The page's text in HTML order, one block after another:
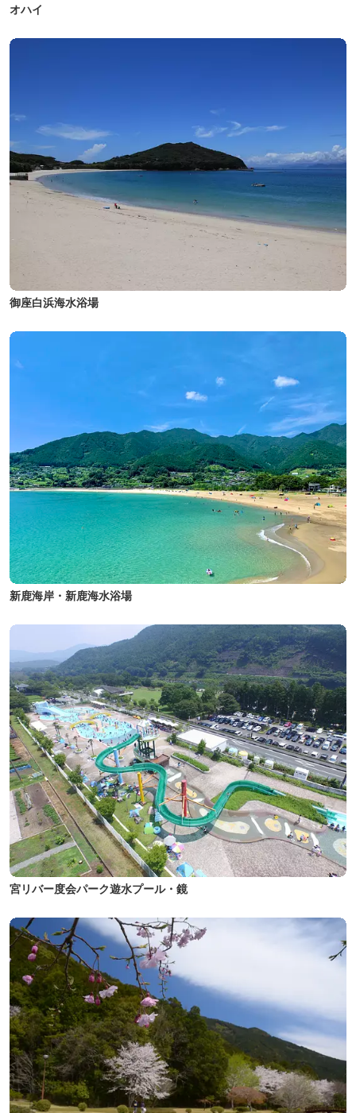
オハイ
御座白浜海水浴場
新鹿海岸・新鹿海水浴場
宮リバー度会パーク遊水プール・鏡